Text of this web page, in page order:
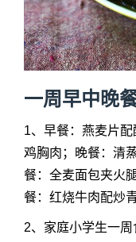
一周早中晚
1、早餐：燕麦片
鸡胸肉；晚餐：清
餐：全麦面包夹火
餐：红烧牛肉配炒青
2、家庭小学生一